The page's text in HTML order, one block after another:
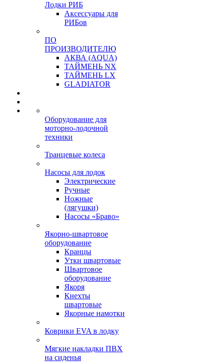
Лодки РИБ
Аксессуары для
РИБов
ПО
ПРОИЗВОДИТЕЛЮ
АКВА (AQUA)
ТАЙМЕНЬ NX
ТАЙМЕНЬ LX
GLADIATOR
Оборудование для
моторно-лодочной
техники
Транцевые колеса
Насосы для лодок
Электрические
Ручные
Ножные
(лягушки)
Насосы «Браво»
Якорно-швартовое
оборудование
Кранцы
Утки швартовые
Швартовое
оборудование
Якоря
Кнехты
швартовые
Якорные намотки
Коврики EVA в лодку
Мягкие накладки ПВХ
на сиденья